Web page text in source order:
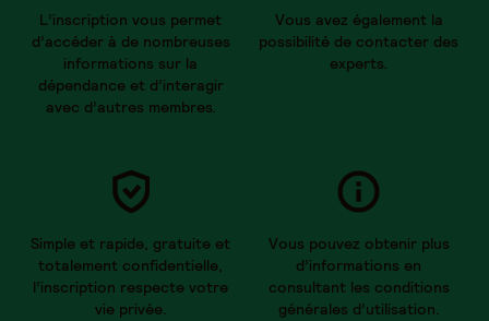
L’inscription vous permet
d’accéder à de nombreuses
informations sur la
dépendance et d’interagir
avec d’autres membres.
Vous avez également la
possibilité de contacter des
experts.
Simple et rapide, gratuite et
totalement confidentielle,
l’inscription respecte votre
vie privée.
Vous pouvez obtenir plus
d’informations en
consultant les conditions
générales d’utilisation.